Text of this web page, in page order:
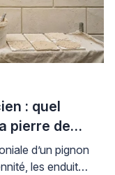
: quel
pierre de
d’un pignon
les enduits à